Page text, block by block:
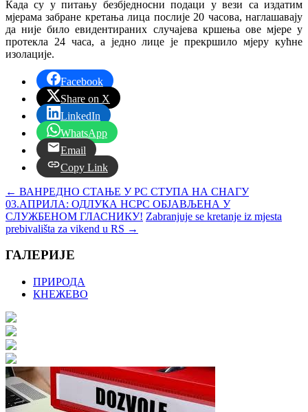
Када су у питању безбједносни подаци у вези са издатим
мјерама забране кретања лица послије 20 часова, наглашавају
да није било евидентираних случајева кршења ове мјере у
протекла 24 часа, а једно лице је прекршило мјеру кућне
изолације.
Facebook
Share on X
LinkedIn
WhatsApp
Email
Copy Link
← ВАНРЕДНО СТАЊЕ У РС СТУПА НА СНАГУ
03.АПРИЛА: ОДЛУКА НСРС ОБЈАВЉЕНА У
СЛУЖБЕНОМ ГЛАСНИКУ! Zabranjuje se kretanje iz mjesta
prebivališta za vikend u RS →
ГАЛЕРИЈЕ
ПРИРОДА
КНЕЖЕВО